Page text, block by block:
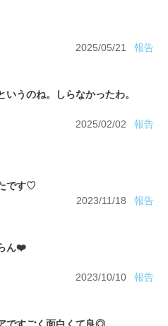
2025/05/21
報告
2025/02/02 報告
2023/11/18
報告
2023/10/10 報告